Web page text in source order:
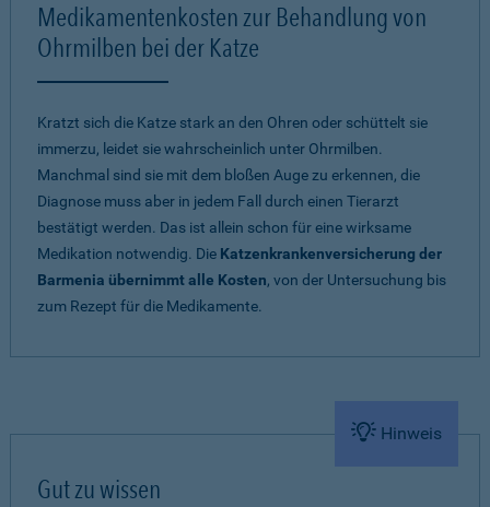
Medikamentenkosten zur Behandlung von
Ohrmilben bei der Katze
Kratzt sich die Katze stark an den Ohren oder schüttelt sie
immerzu, leidet sie wahrscheinlich unter Ohrmilben.
Manchmal sind sie mit dem bloßen Auge zu erkennen, die
Diagnose muss aber in jedem Fall durch einen Tierarzt
bestätigt werden. Das ist allein schon für eine wirksame
Medikation notwendig. Die Katzenkrankenversicherung der
Barmenia übernimmt alle Kosten, von der Untersuchung bis
zum Rezept für die Medikamente.
Hinweis
Gut zu wissen